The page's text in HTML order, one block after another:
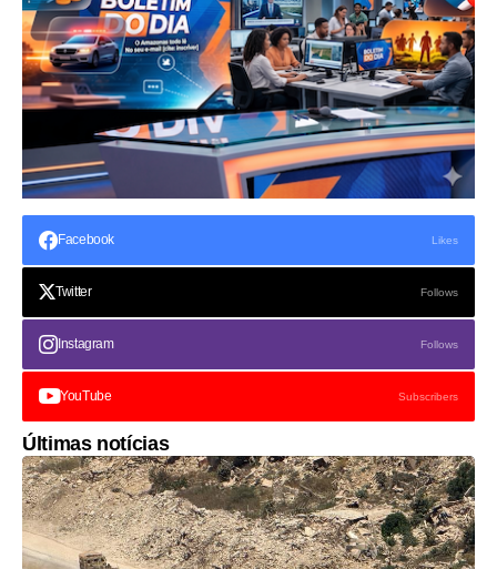
Facebook Likes
Twitter Follows
Instagram Follows
YouTube Subscribers
Últimas notícias